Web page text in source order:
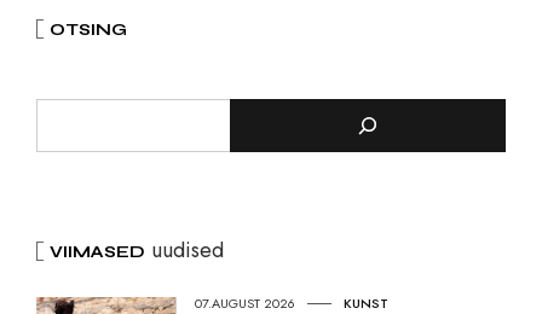
OTSING
VIIMASED uudised
07.AUGUST 2026 KUNST